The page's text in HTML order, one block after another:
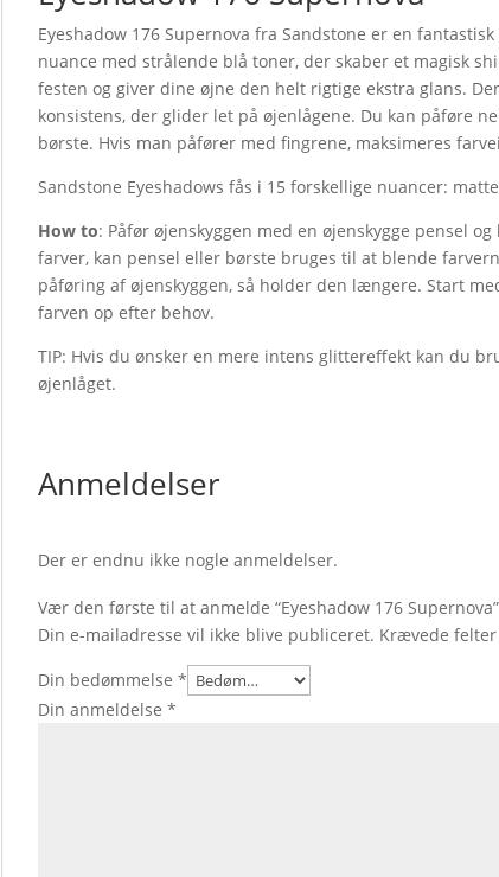
Eyeshadow 176 Supernova fra Sandstone er en
nuance med strålende blå toner, der skaber et magisk
festen og giver dine øjne den helt rigtige ekstra glans.
konsistens, der glider let på øjenlågene. Du kan påføre
børste. Hvis man påfører med fingrene, maksimeres
Sandstone Eyeshadows fås i 15 forskellige nuancer:
How to: Påfør øjenskyggen med en øjenskygge pensel
farver, kan pensel eller børste bruges til at blende
påføring af øjenskyggen, så holder den længere. Start
farven op efter behov.
TIP: Hvis du ønsker en mere intens glittereffekt kan du
øjenlåget.
Anmeldelser
Der er endnu ikke nogle anmeldelser.
Vær den første til at anmelde “Eyeshadow 176 Supernova”
Din e-mailadresse vil ikke blive publiceret. Krævede
Din bedømmelse *
Din anmeldelse *